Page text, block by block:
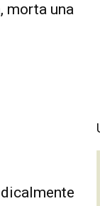
morta una